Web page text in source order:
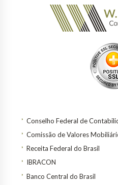
Conselho Federal de
Comissão de Valores
Receita Federal do Brasil
IBRACON
Banco Central do Brasil